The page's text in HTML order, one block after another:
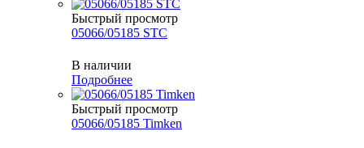
Быстрый просмотр
05066/05185 STC
В наличии
Подробнее
Быстрый просмотр
05066/05185 Timken